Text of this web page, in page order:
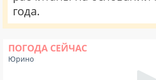
года.
ПОГОДА СЕЙЧАС
Юрино